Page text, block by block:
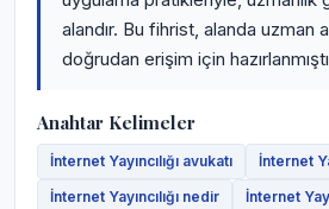
alandır. Bu fihrist, alanda uzman
doğrudan erişim için
Anahtar Kelimeler
İnternet Yayıncılığı avukatı
İnternet
İnternet Yayıncılığı nedir
İnternet